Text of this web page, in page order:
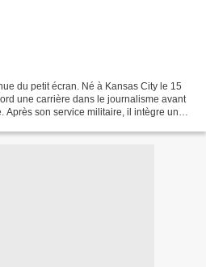
du petit écran. Né à Kansas City le 15
une carrière dans le journalisme avant
son service militaire, il intègre une